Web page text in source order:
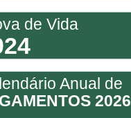
de Vida
Anual de
2026